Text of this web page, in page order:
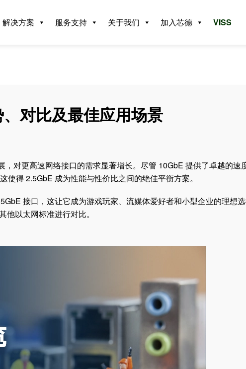
解决方案 服务支持 关于我们 加入芯德 VISS
对比及最佳应用场景
对更高速网络接口的需求显著增长。尽管 10GbE 提供了卓越的速
得 2.5GbE 成为性能与性价比之间的绝佳平衡方案。
接口，这让它成为游戏玩家、流媒体爱好者和小型企业的理想
以太网标准进行对比。